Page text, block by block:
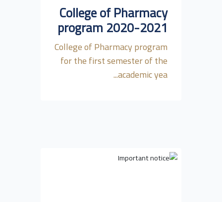
College of Pharmacy
program 2020-2021
College of Pharmacy program
for the first semester of the
academic yea...